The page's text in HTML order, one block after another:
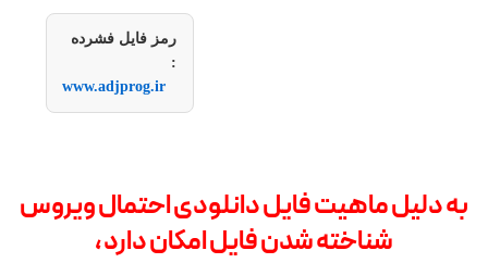
رمز فایل فشرده
:
www.adjprog.ir
به دلیل ماهیت فایل دانلودی احتمال ویروس
شناخته شدن فایل امکان دارد ،